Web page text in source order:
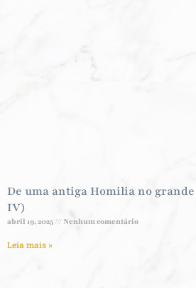
De uma antiga Homilia no grande
IV)
abril 19, 2025 Nenhum comentário
Leia mais »